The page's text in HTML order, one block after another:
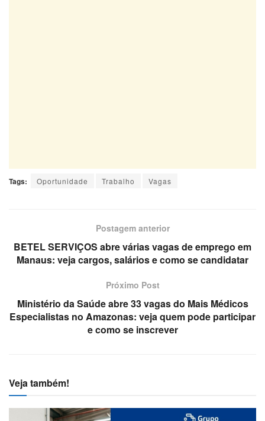
Tags: Oportunidade Trabalho Vagas
Postagem anterior
BETEL SERVIÇOS abre várias vagas de emprego em
Manaus: veja cargos, salários e como se candidatar
Próximo Post
Ministério da Saúde abre 33 vagas do Mais Médicos
Especialistas no Amazonas: veja quem pode participar
e como se inscrever
Veja também!